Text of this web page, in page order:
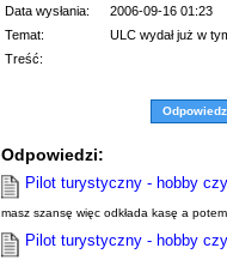
Data wysłania:
2006-09-16 01:23
Temat:
ULC wydał już w
Treść:
Odpowiedz
Odpowiedzi:
Pilot turystyczny - hobby
masz szansę więc odkłada kasę a
Pilot turystyczny - hobby